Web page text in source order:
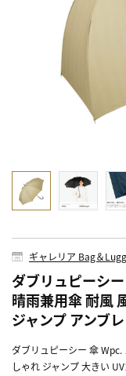
ギャレリア Bag＆
ダブリュピーシ
晴雨兼用傘 耐風
ジャンプ アンブ
ダブリュピーシー 傘
しゃれ ジャンプ 大きい